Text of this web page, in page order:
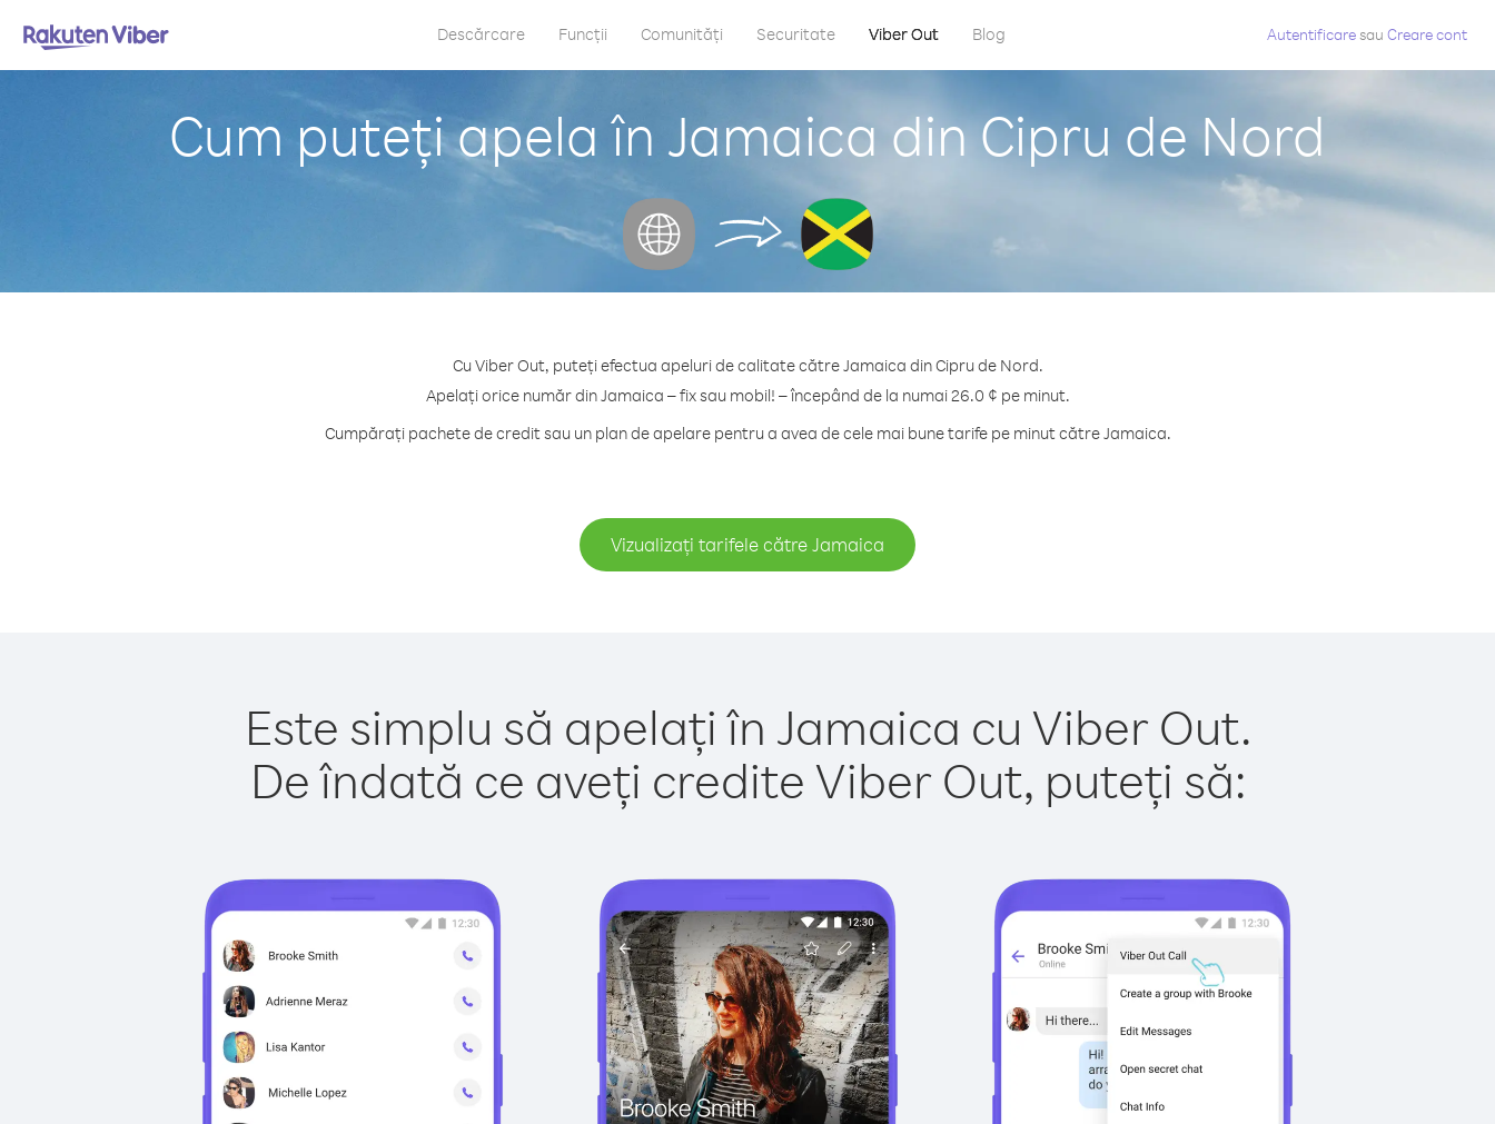
Descărcare Funcții Comunități Securitate Viber Out Blog Autentificaresau Creare cont
Cum puteți apela în Jamaica din Cipru de Nord
Cu Viber Out, puteți efectua apeluri de calitate către Jamaica din Cipru de Nord.
Apelați orice număr din Jamaica – fix sau mobil! – începând de la numai 26.0 ¢ pe minut.
Cumpărați pachete de credit sau un plan de apelare pentru a avea de cele mai bune tarife pe minut către Jamaica.
Vizualizați tarifele către Jamaica
Este simplu să apelați în Jamaica cu Viber Out.
De îndată ce aveți credite Viber Out, puteți să: